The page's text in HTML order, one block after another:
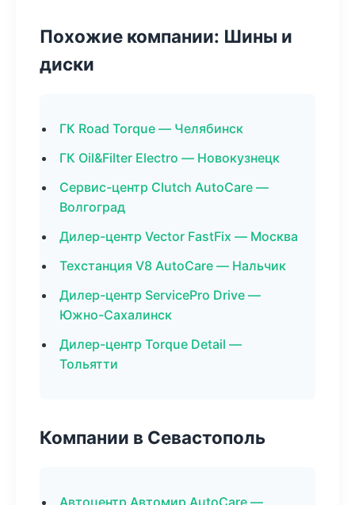
Похожие компании: Шины и
диски
ГК Road Torque — Челябинск
ГК Oil&Filter Electro — Новокузнецк
Сервис-центр Clutch AutoCare —
Волгоград
Дилер-центр Vector FastFix — Москва
Техстанция V8 AutoCare — Нальчик
Дилер-центр ServicePro Drive —
Южно-Сахалинск
Дилер-центр Torque Detail —
Тольятти
Компании в Севастополь
Автоцентр Автомир AutoCare —